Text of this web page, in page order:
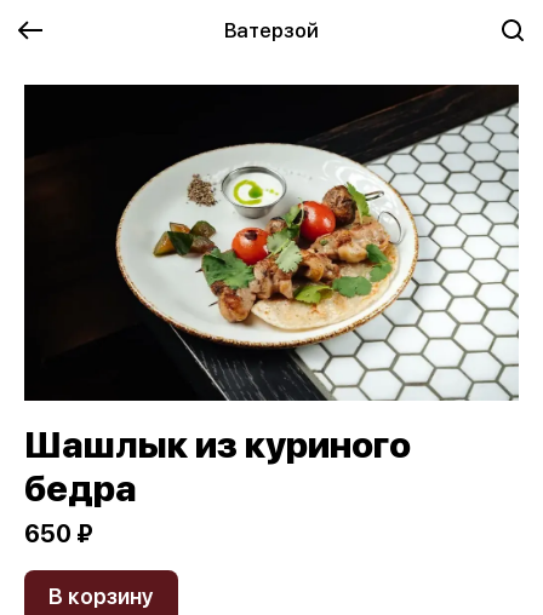
Ватерзой
Шашлык из куриного
бедра
650 ₽
В корзину